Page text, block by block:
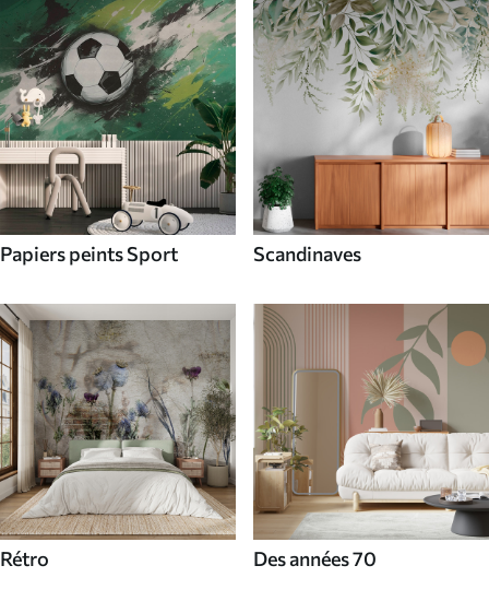
Papiers peints Sport Scandinaves
Rétro Des années 70